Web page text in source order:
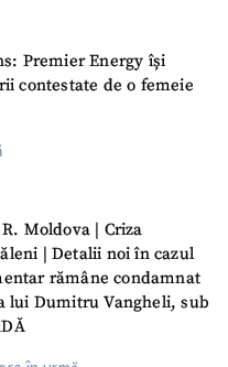
Premier Energy își
contestate de o femeie
Moldova | Criza
| Detalii noi în cazul
rămâne condamnat
lui Dumitru Vangheli, sub